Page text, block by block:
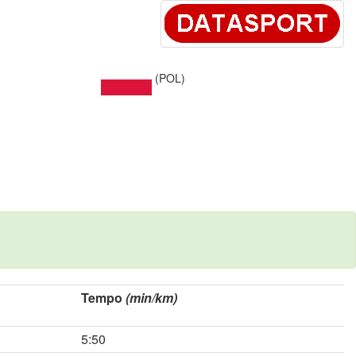
(POL)
Tempo (min/km)
5:50